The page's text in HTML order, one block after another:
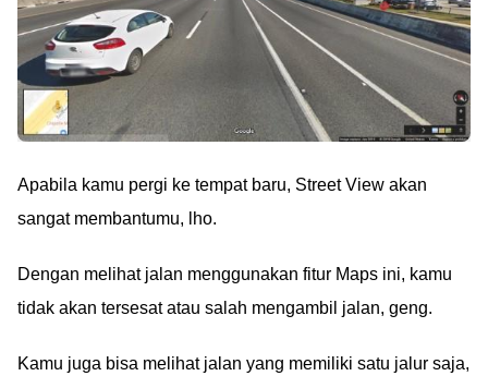
Apabila kamu pergi ke tempat baru, Street View akan
sangat membantumu, lho.
Dengan melihat jalan menggunakan fitur Maps ini, kamu
tidak akan tersesat atau salah mengambil jalan, geng.
Kamu juga bisa melihat jalan yang memiliki satu jalur saja,